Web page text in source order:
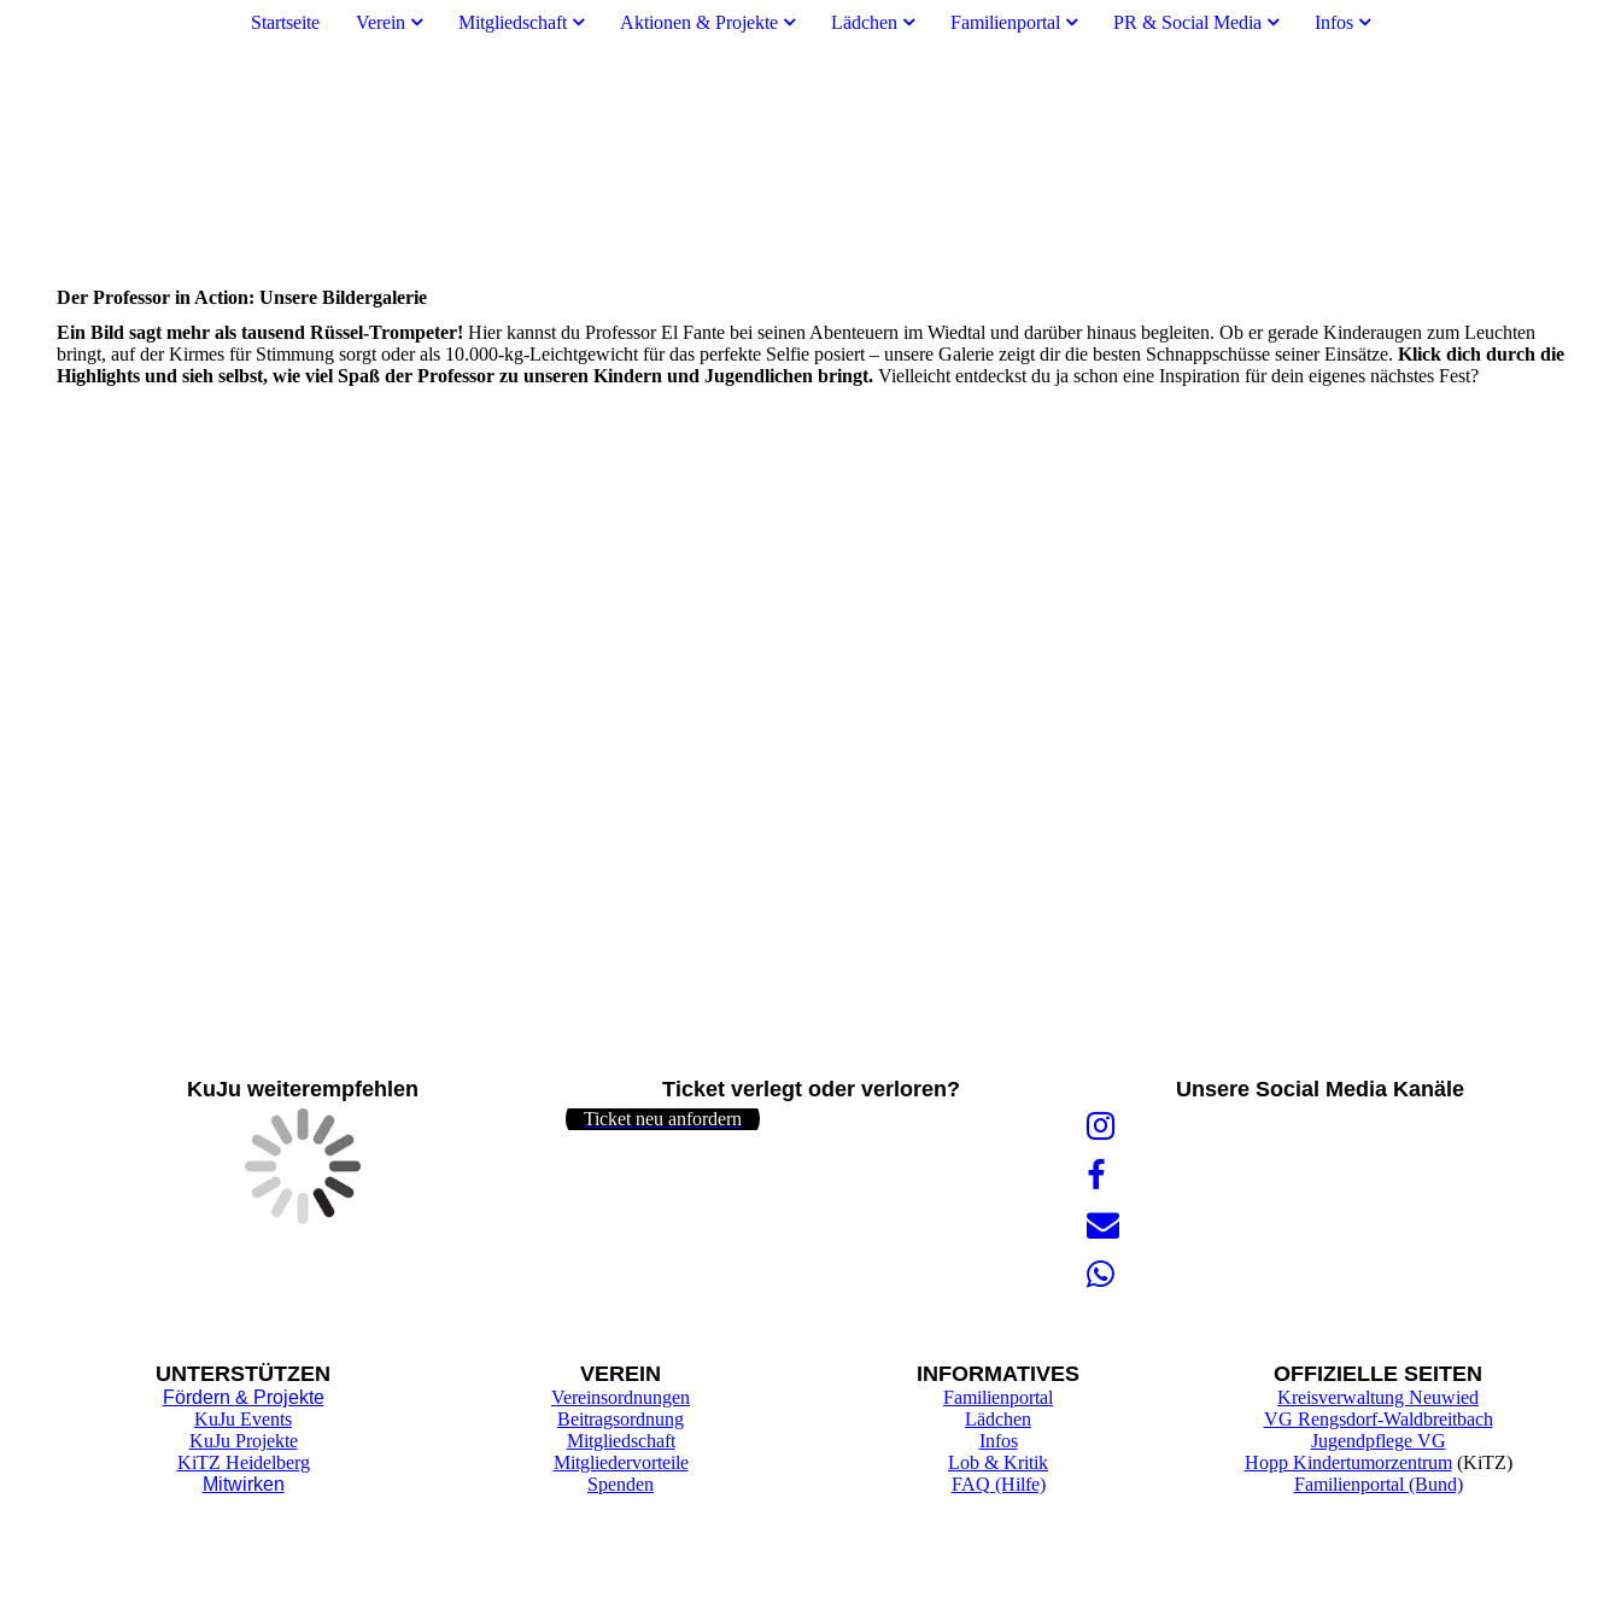
Startseite Verein Mitgliedschaft Aktionen & Projekte Lädchen Familienportal PR & Social Media Infos
Der Professor in Action: Unsere Bildergalerie
Ein Bild sagt mehr als tausend Rüssel-Trompeter! Hier kannst du Professor El Fante bei seinen Abenteuern im Wiedtal und darüber hinaus begleiten. Ob er gerade Kinderaugen zum Leuchten
bringt, auf der Kirmes für Stimmung sorgt oder als 10.000-kg-Leichtgewicht für das perfekte Selfie posiert – unsere Galerie zeigt dir die besten Schnappschüsse seiner Einsätze. Klick dich durch die
Highlights und sieh selbst, wie viel Spaß der Professor zu unseren Kindern und Jugendlichen bringt. Vielleicht entdeckst du ja schon eine Inspiration für dein eigenes nächstes Fest?
KuJu weiterempfehlen Ticket verlegt oder verloren?
Ticket neu anfordern
Unsere Social Media Kanäle
UNTERSTÜTZEN
Fördern & Projekte
KuJu Events
KuJu Projekte
KiTZ Heidelberg
Mitwirken
VEREIN
Vereinsordnungen
Beitragsordnung
Mitgliedschaft
Mitgliedervorteile
Spenden
INFORMATIVES
Familienportal
Lädchen
Infos
Lob & Kritik
FAQ (Hilfe)
OFFIZIELLE SEITEN
Kreisverwaltung Neuwied
VG Rengsdorf-Waldbreitbach
Jugendpflege VG
Hopp Kindertumorzentrum(KiTZ)
Familienportal (Bund)